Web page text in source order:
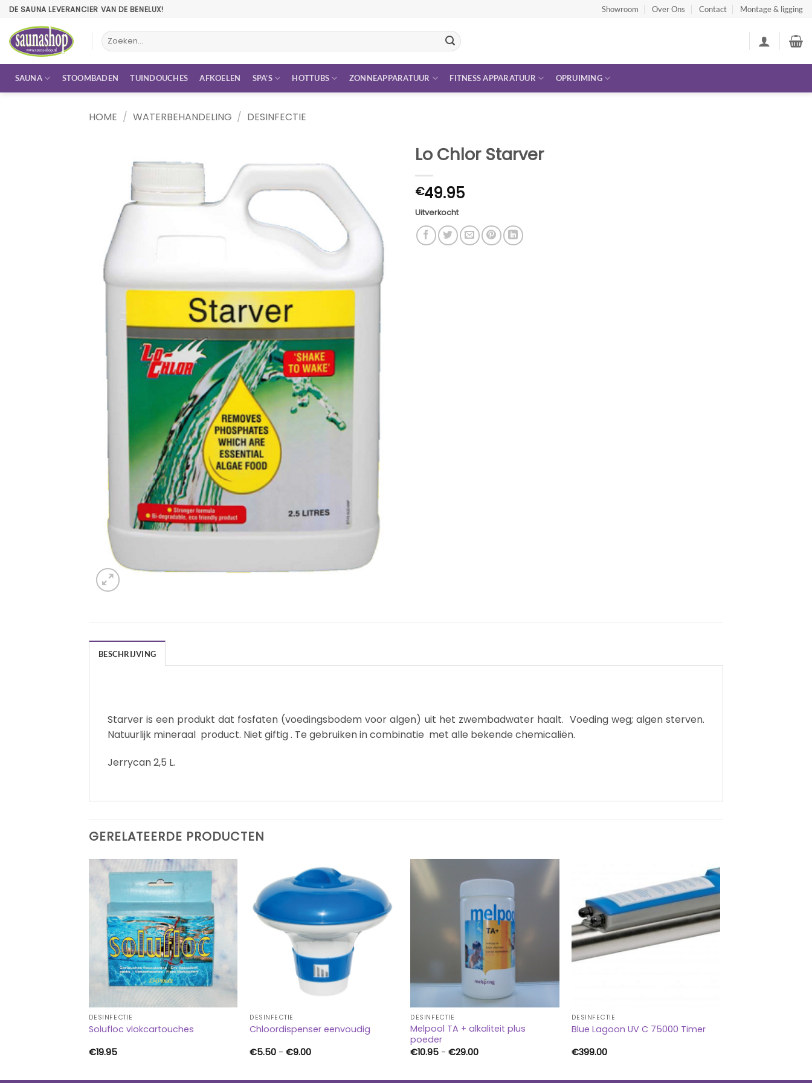
Ga
inhoud
DE SAUNA LEVERANCIER VAN DE BENELUX! Showroom Over Ons Contact Montage & ligging
Zoeken
naar:
SAUNA STOOMBADEN TUINDOUCHES AFKOELEN SPA’S HOTTUBS ZONNEAPPARATUUR FITNESS APPARATUUR OPRUIMING
HOME / WATERBEHANDELING / DESINFECTIE
Lo Chlor Starver
€49.95
Uitverkocht
BESCHRIJVING
Starver is een produkt dat fosfaten (voedingsbodem voor algen) uit het zwembadwater haalt. Voeding weg; algen sterven.
Natuurlijk mineraal product. Niet giftig . Te gebruiken in combinatie met alle bekende chemicaliën.
Jerrycan 2,5 L.
GERELATEERDE PRODUCTEN
DESINFECTIE
Solufloc vlokcartouches
€19.95
DESINFECTIE
Chloordispenser eenvoudig
€5.50 - €9.00Prijsklasse:
DESINFECTIE
Melpool TA + alkaliteit plus
poeder
€10.95 - €29.00Prijsklasse:
DESINFECTIE
Blue Lagoon UV C 75000 Timer
€399.00